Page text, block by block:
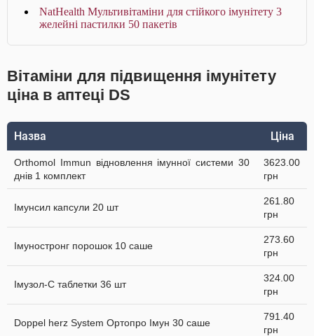
NatHealth Мультивітаміни для стійкого імунітету 3
желейні пастилки 50 пакетів
Вітаміни для підвищення імунітету
ціна в аптеці DS
Назва Ціна
Orthomol Immun відновлення імунної системи 30
днів 1 комплект
3623.00
грн
Імунсил капсули 20 шт
261.80
грн
Імуностронг порошок 10 саше
273.60
грн
Імузол-С таблетки 36 шт
324.00
грн
Doppel herz System Ортопро Імун 30 саше
791.40
грн